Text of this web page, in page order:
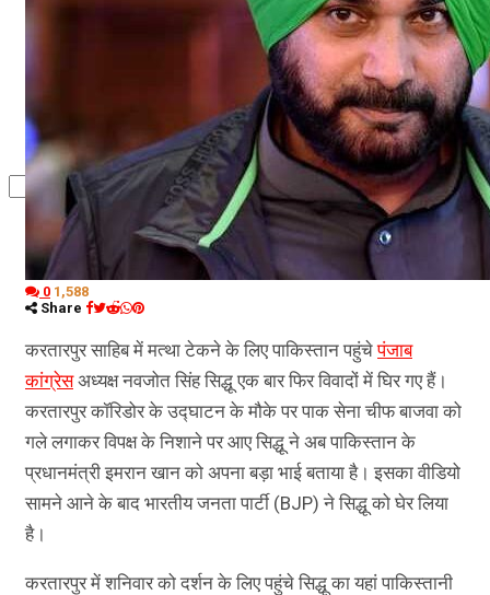
0 1,588
Share
करतारपुर साहिब में मत्था टेकने के लिए पाकिस्तान पहुंचेपंजाब
कांग्रेसअध्यक्ष नवजोत सिंह सिद्धू एक बार फिर विवादों में घिर गए हैं।
करतारपुर कॉरिडोर के उद्घाटन के मौके पर पाक सेना चीफ बाजवा को
गले लगाकर विपक्ष के निशाने पर आए सिद्धू ने अब पाकिस्तान के
प्रधानमंत्री इमरान खान को अपना बड़ा भाई बताया है। इसका वीडियो
सामने आने के बाद भारतीय जनता पार्टी (BJP) ने सिद्धू को घेर लिया
है।
करतारपुर में शनिवार को दर्शन के लिए पहुंचे सिद्धू का यहां पाकिस्तानी